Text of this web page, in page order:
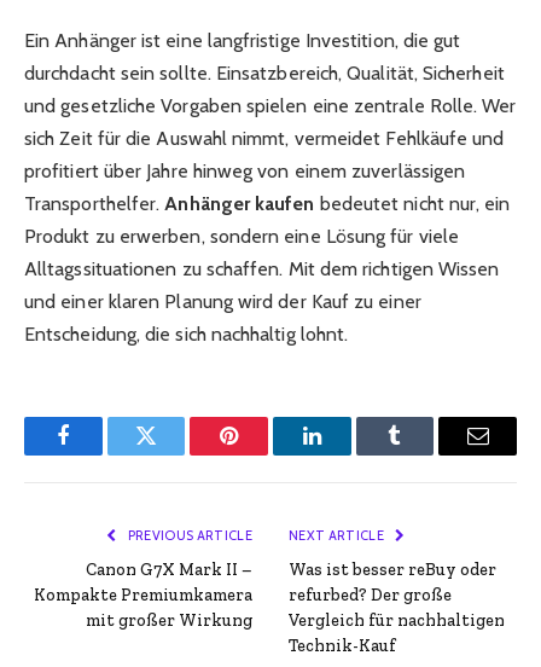
Ein Anhänger ist eine langfristige Investition, die gut
durchdacht sein sollte. Einsatzbereich, Qualität, Sicherheit
und gesetzliche Vorgaben spielen eine zentrale Rolle. Wer
sich Zeit für die Auswahl nimmt, vermeidet Fehlkäufe und
profitiert über Jahre hinweg von einem zuverlässigen
Transporthelfer.Anhänger kaufen bedeutet nicht nur, ein
Produkt zu erwerben, sondern eine Lösung für viele
Alltagssituationen zu schaffen. Mit dem richtigen Wissen
und einer klaren Planung wird der Kauf zu einer
Entscheidung, die sich nachhaltig lohnt.
FacebookTwitter Pinterest LinkedInTumblr Email
PREVIOUS ARTICLE
Canon G7X Mark II –
Kompakte Premiumkamera
mit großer Wirkung
NEXT ARTICLE
Was ist besser reBuy oder
refurbed? Der große
Vergleich für nachhaltigen
Technik-Kauf